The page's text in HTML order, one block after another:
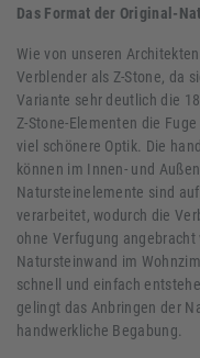
Das Format der Original-
Wie von unseren
Verblender als Z-Stone, da
Variante sehr deutlich die
Z-Stone-Elementen die
viel schönere Optik. Die
können im Innen- und
Natursteinelemente sind
verarbeitet, wodurch die
ohne Verfugung
Natursteinwand im
schnell und einfach
gelingt das Anbringen der
handwerkliche Begabung.